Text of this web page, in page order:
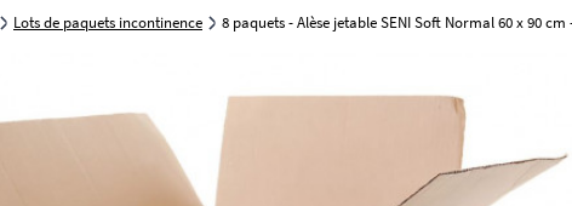
Lots de paquets incontinence 8 paquets - Alèse jetable SENI Soft Normal 60 x 90 cm